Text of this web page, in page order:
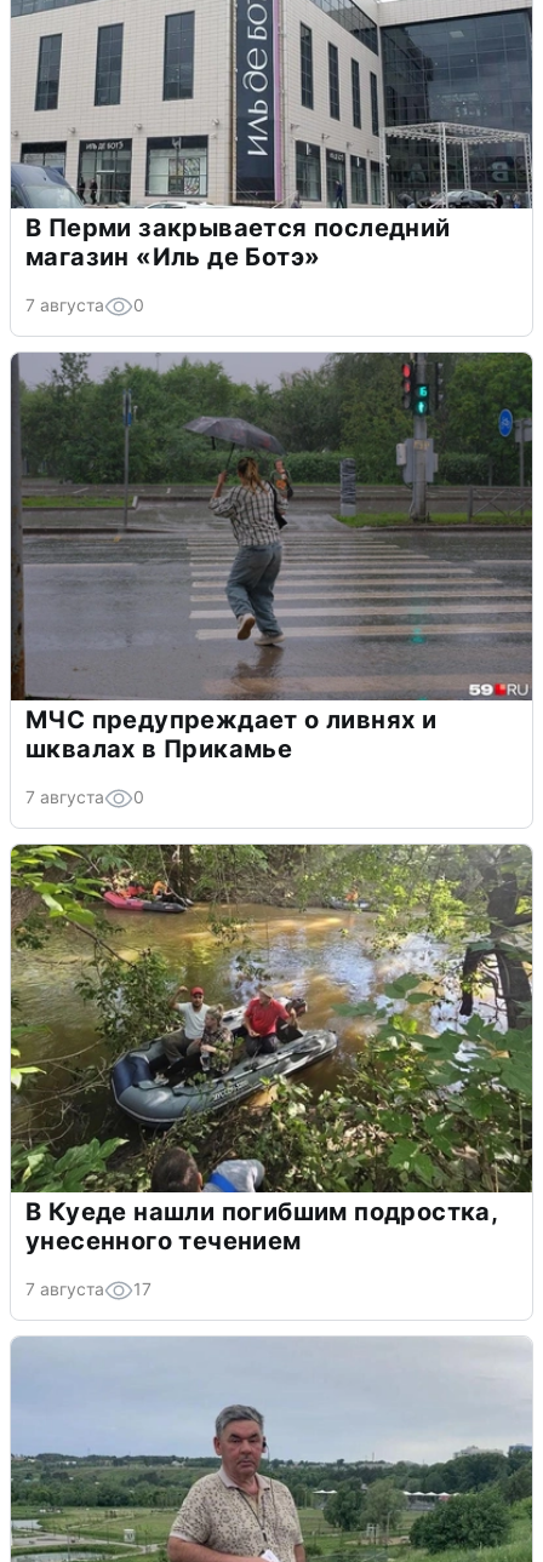
В Перми закрывается последний
магазин «Иль де Ботэ»
7 августа 0
МЧС предупреждает о ливнях и
шквалах в Прикамье
7 августа 0
В Куеде нашли погибшим подростка,
унесенного течением
7 августа 17